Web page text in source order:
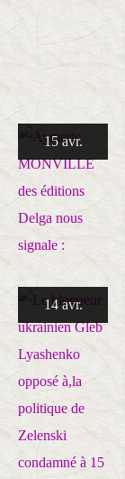
15 avr.
14 avr.